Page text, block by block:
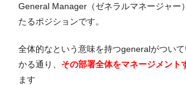
General Manager（ゼネラルマネージャー
たるポジションです。
全体的なという意味を持つgeneralがつい
かる通り、 その部署全体をマネージメント
ます